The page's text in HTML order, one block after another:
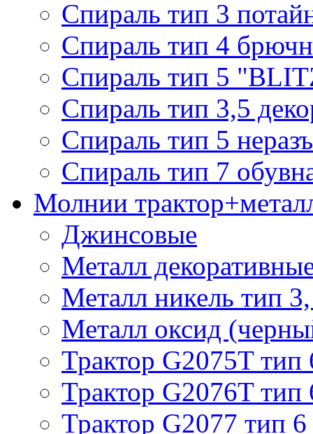
Спираль тип 3
Спираль тип 4
Спираль тип 5
Спираль тип 3,5
Спираль тип 5
Спираль тип 7
Молнии
Джинсовые
Металл
Металл никель тип
Металл оксид
Трактор G2075T тип
Трактор G2076T тип
Трактор G2077 тип 6